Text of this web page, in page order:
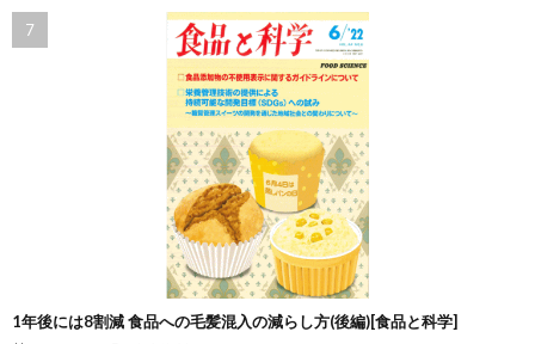
1年後には8割減 食品への毛髪混入の減らし方(後編)[食品と科学]